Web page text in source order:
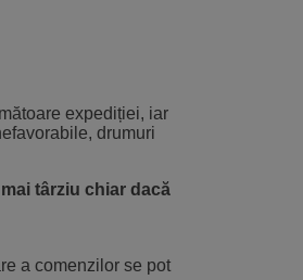
expediției, iar
drumuri
târziu chiar dacă
a comenzilor se pot